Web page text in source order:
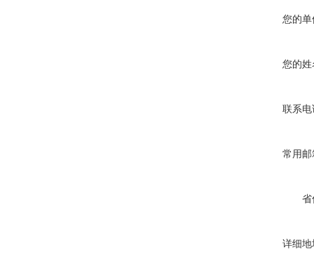
您的
您的
联系
常用
省
详细